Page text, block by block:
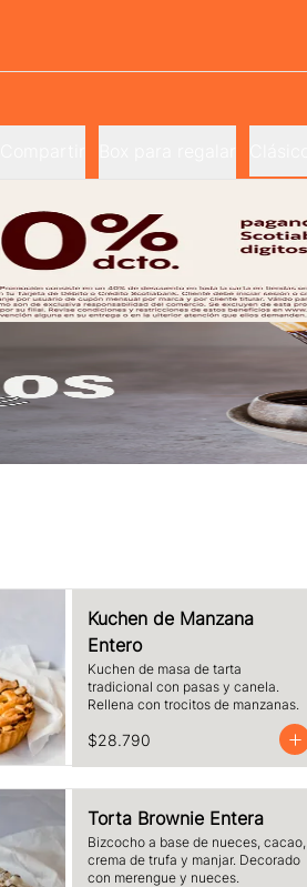
Kuchen de Manzana
Entero
Kuchen de masa de tarta
tradicional con pasas y canela.
Rellena con trocitos de manzanas.
$28.790
Torta Brownie Entera
Bizcocho a base de nueces, cacao,
crema de trufa y manjar. Decorado
con merengue y nueces.